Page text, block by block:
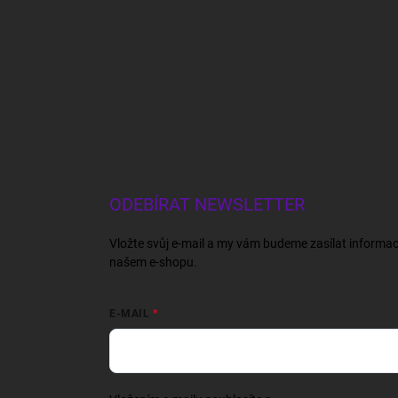
ODEBÍRAT NEWSLETTER
Vložte svůj e-mail a my vám budeme zasílat
našem e-shopu.
E-MAIL